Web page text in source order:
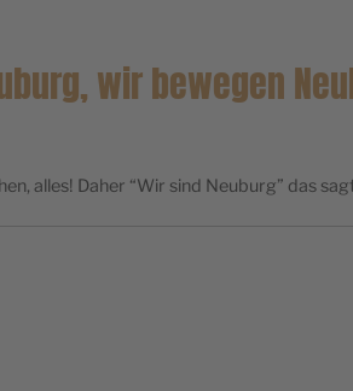
wir bewegen
alles! Daher “Wir sind Neuburg” das